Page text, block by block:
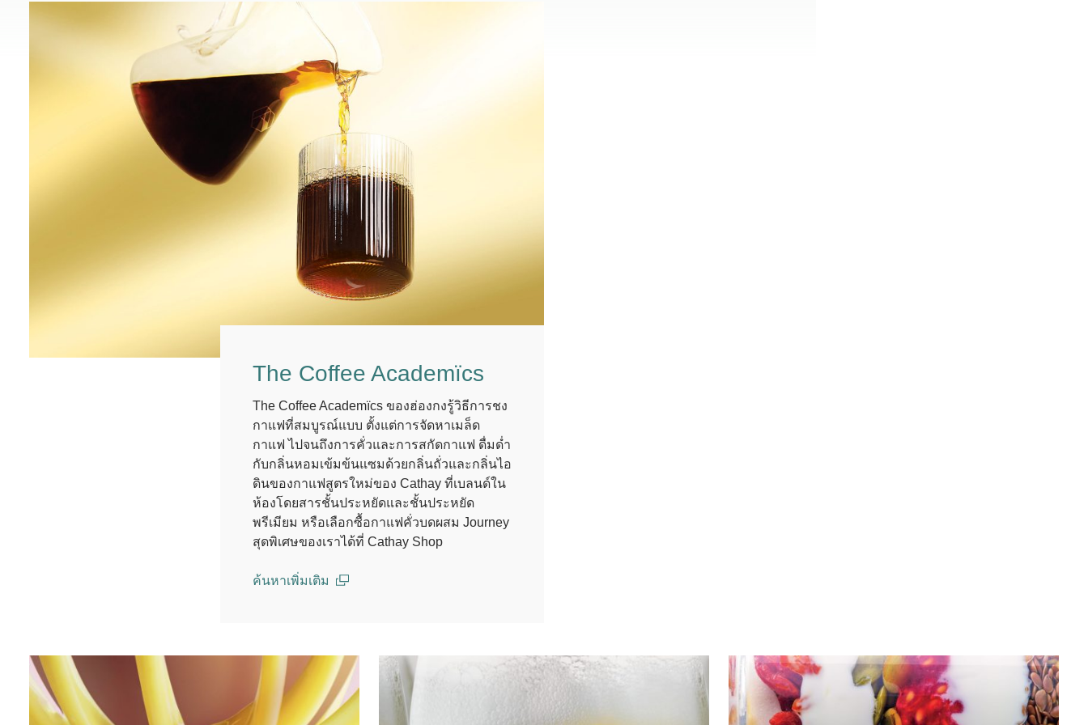
The Coffee Academïcs
The Coffee Academïcs ของฮ่องกงรู้วิธีการชง
กาแฟที่สมบูรณ์แบบ ตั้งแต่การจัดหาเมล็ด
กาแฟ ไปจนถึงการคั่วและการสกัดกาแฟ ดื่มด่ำ
กับกลิ่นหอมเข้มข้นแซมด้วยกลิ่นถั่วและกลิ่นไอ
ดินของกาแฟสูตรใหม่ของ Cathay ที่เบลนด์ใน
ห้องโดยสารชั้นประหยัดและชั้นประหยัด
พรีเมียม หรือเลือกซื้อกาแฟคั่วบดผสม Journey
สุดพิเศษของเราได้ที่ Cathay Shop
ค้นหาเพิ่มเติม